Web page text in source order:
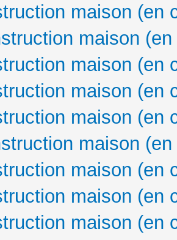
maison (en
maison
maison (en
maison (en
maison (en
maison
maison (en
maison (en
maison (en